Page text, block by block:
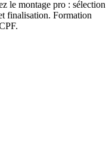
le montage pro : sélection
finalisation. Formation